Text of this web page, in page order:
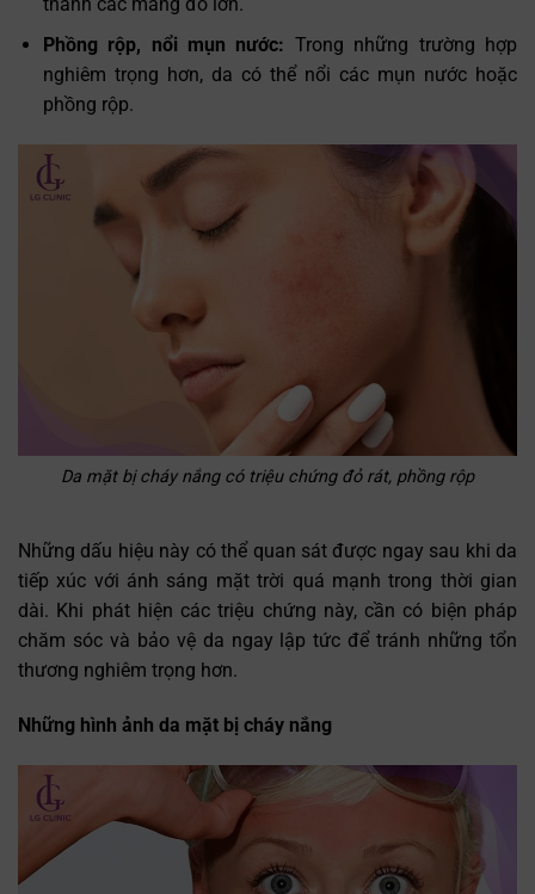
Phồng rộp, nổi mụn nước: Trong những trường hợp
nghiêm trọng hơn, da có thể nổi các mụn nước hoặc
phồng rộp.
Da mặt bị cháy nắng có triệu chứng đỏ rát, phồng rộp
Những dấu hiệu này có thể quan sát được ngay sau khi da
tiếp xúc với ánh sáng mặt trời quá mạnh trong thời gian
dài. Khi phát hiện các triệu chứng này, cần có biện pháp
chăm sóc và bảo vệ da ngay lập tức để tránh những tổn
thương nghiêm trọng hơn.
Những hình ảnh da mặt bị cháy nắng